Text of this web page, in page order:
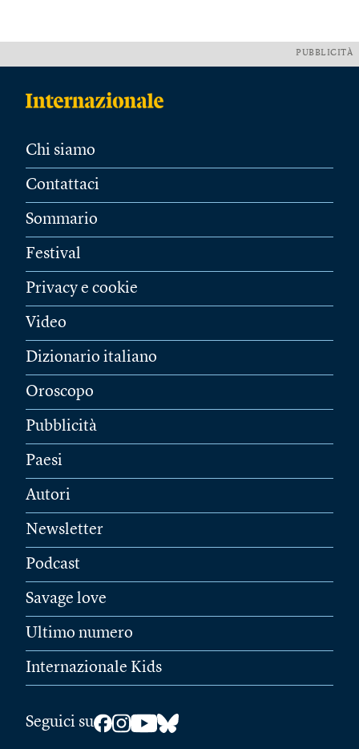
PUBBLICITÀ
Chi siamo
Contattaci
Sommario
Festival
Privacy e cookie
Video
Dizionario italiano
Oroscopo
Pubblicità
Paesi
Autori
Newsletter
Podcast
Savage love
Ultimo numero
Internazionale Kids
Seguici su